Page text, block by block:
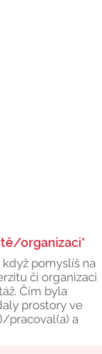
organizaci*
pomyslíš na
či organizaci
Čím byla
prostory ve
pracoval(a) a